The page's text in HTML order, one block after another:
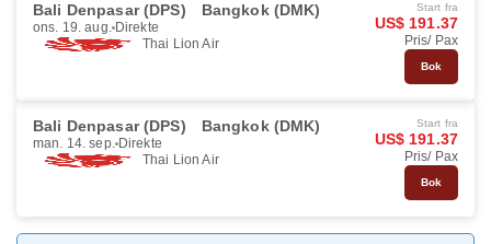
Bali Denpasar (DPS) Bangkok (DMK)
ons. 19. aug. Direkte
Thai Lion Air
Start fra
US$ 191.37
Pris/ Pax
Bok
Bali Denpasar (DPS) Bangkok (DMK)
man. 14. sep. Direkte
Thai Lion Air
Start fra
US$ 191.37
Pris/ Pax
Bok